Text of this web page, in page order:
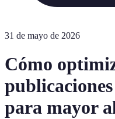
31 de mayo de 2026
Cómo
publicaciones
para mayor